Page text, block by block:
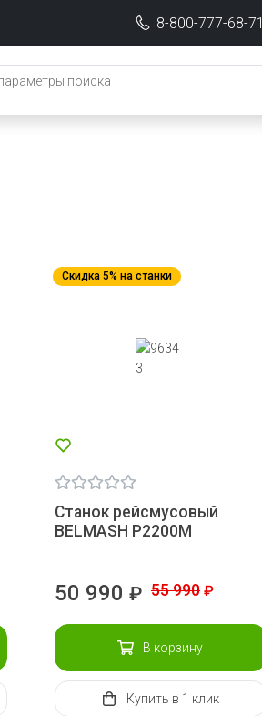
8-800-777-68-71
Скидка 5% на станки
Станок рейсмусовый
BELMASH P2200M
50 990 ₽ 55 990 ₽
В корзину
Купить в 1 клик